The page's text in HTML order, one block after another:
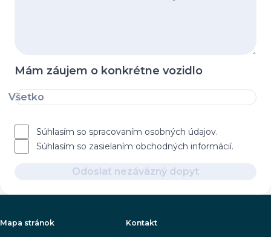
Mám záujem o konkrétne vozidlo
Všetko
Súhlasím so spracovaním osobných údajov.
Súhlasím so zasielaním obchodných informácií.
Odoslať nezáväzný dopyt
Mapa stránok Kontakt